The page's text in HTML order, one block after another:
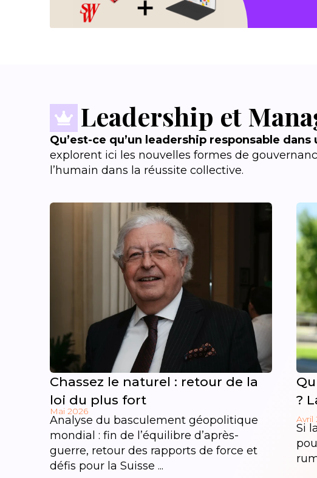
Leadership et
Qu’est-ce qu’un leadership responsable
explorent ici les nouvelles formes de
l’humain dans la réussite collective.
Chassez le naturel : retour de la
loi du plus fort
Mai 2026
Analyse du basculement géopolitique
mondial : fin de l’équilibre d’après-
guerre, retour des rapports de force et
défis pour la Suisse ...
?
Avril
Si